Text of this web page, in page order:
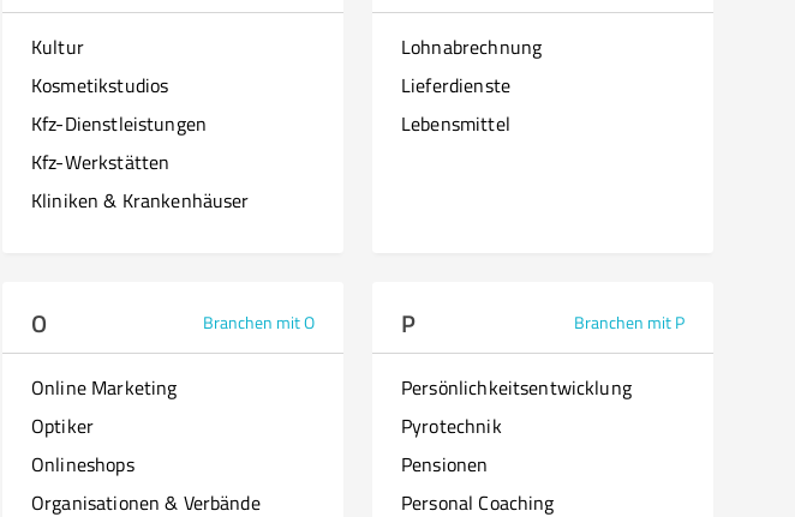
Kultur
Kosmetikstudios
Kfz-Dienstleistungen
Kfz-Werkstätten
Kliniken & Krankenhäuser
Lohnabrechnung
Lieferdienste
Lebensmittel
O Branchen mit O
Online Marketing
Optiker
Onlineshops
Organisationen & Verbände
P Branchen mit P
Persönlichkeitsentwicklung
Pyrotechnik
Pensionen
Personal Coaching